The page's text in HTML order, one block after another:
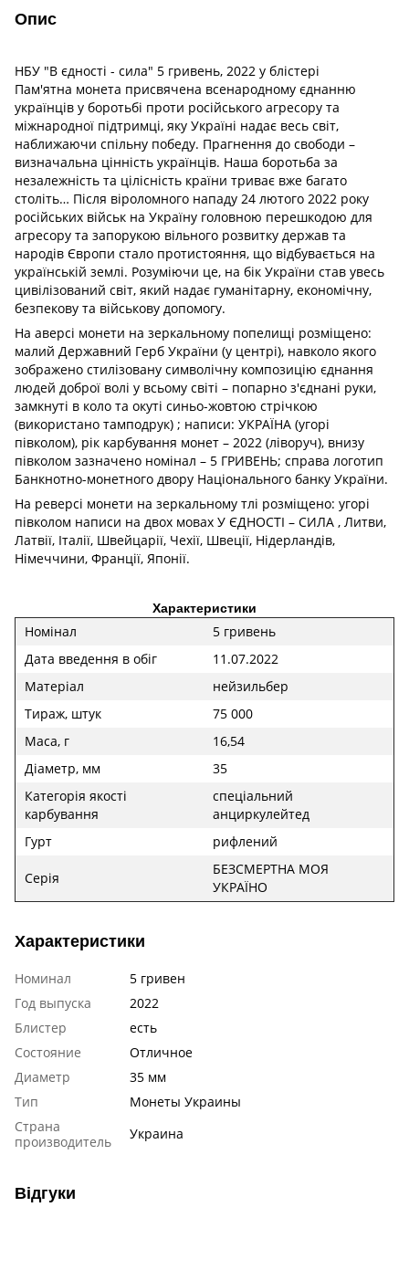
Опис
НБУ "В єдності - сила" 5 гривень, 2022 у блістері
Пам'ятна монета присвячена всенародному єднанню
українців у боротьбі проти російського агресору та
міжнародної підтримці, яку Україні надає весь світ,
наближаючи спільну победу. Прагнення до свободи –
визначальна цінність українців. Наша боротьба за
незалежність та цілісність країни триває вже багато
століть… Після віроломного нападу 24 лютого 2022 року
російських військ на Україну головною перешкодою для
агресору та запорукою вільного розвитку держав та
народів Європи стало протистояння, що відбувається на
українській землі. Розуміючи це, на бік України став увесь
цивілізований світ, який надає гуманітарну, економічну,
безпекову та військову допомогу.
На аверсі монети на зеркальному попелищі розміщено:
малий Державний Герб України (у центрі), навколо якого
зображено стилізовану символічну композицію єднання
людей доброї волі у всьому світі – попарно з'єднані руки,
замкнуті в коло та окуті синьо-жовтою стрічкою
(використано тамподрук) ; написи: УКРАЇНА (угорі
півколом), рік карбування монет – 2022 (ліворуч), внизу
півколом зазначено номінал – 5 ГРИВЕНЬ; справа логотип
Банкнотно-монетного двору Національного банку України.
На реверсі монети на зеркальному тлі розміщено: угорі
півколом написи на двох мовах У ЄДНОСТІ – СИЛА , Литви,
Латвії, Італії, Швейцарії, Чехії, Швеції, Нідерландів,
Німеччини, Франції, Японії.
Характеристики
Номінал
5 гривень
Дата введення в обіг
11.07.2022
Матеріал
нейзильбер
Тираж, штук
75 000
Маса, г
16,54
Діаметр, мм
35
Категорія якості
карбування
спеціальний
анциркулейтед
Гурт
рифлений
Серія
БЕЗСМЕРТНА МОЯ
УКРАЇНО
Характеристики
Номинал
5 гривен
Год выпуска
2022
Блистер
есть
Состояние
Отличное
Диаметр
35 мм
Тип
Монеты Украины
Страна
производитель
Украина
Відгуки